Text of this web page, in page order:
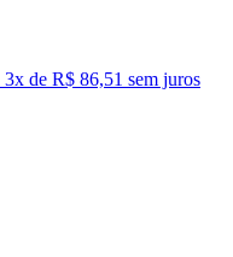
3x de R$ 86,51 sem juros